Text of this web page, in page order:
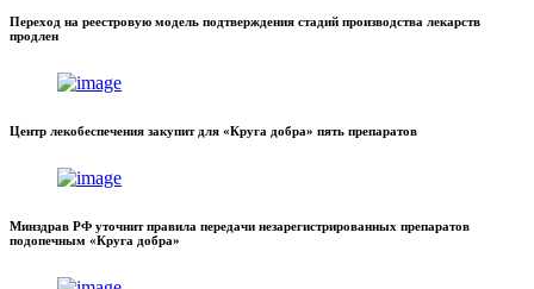
Переход на реестровую модель подтверждения стадий производства лекарств
продлен
Центр лекобеспечения закупит для «Круга добра» пять препаратов
Минздрав РФ уточнит правила передачи незарегистрированных препаратов
подопечным «Круга добра»